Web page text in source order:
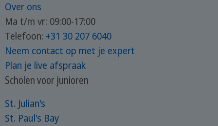
Over ons
Ma t/m vr: 09:00-17:00
Telefoon: +31 30 207 6040
Neem contact op met je expert
Plan je live afspraak
Scholen voor junioren
St. Julian's
St. Paul's Bay